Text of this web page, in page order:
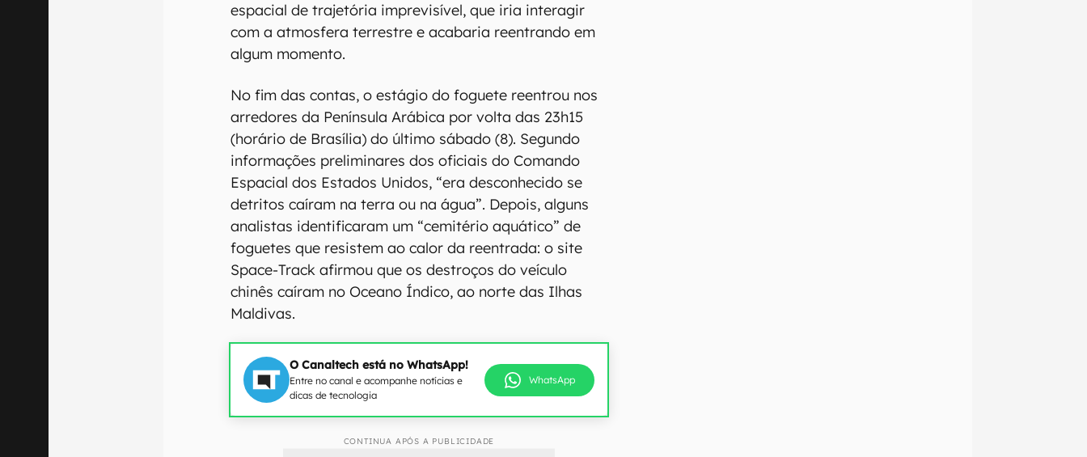
espacial de trajetória imprevisível, que iria interagir
com a atmosfera terrestre e acabaria reentrando em
algum momento.
No fim das contas, o estágio do foguete reentrou nos
arredores da Península Arábica por volta das 23h15
(horário de Brasília) do último sábado (8). Segundo
informações preliminares dos oficiais do Comando
Espacial dos Estados Unidos, “era desconhecido se
detritos caíram na terra ou na água”. Depois, alguns
analistas identificaram um “cemitério aquático” de
foguetes que resistem ao calor da reentrada: o site
Space-Track afirmou que os destroços do veículo
chinês caíram no Oceano Índico, ao norte das Ilhas
Maldivas.
O Canaltech está no WhatsApp!
Entre no canal e acompanhe notícias e
dicas de tecnologia
WhatsApp
CONTINUA APÓS A PUBLICIDADE